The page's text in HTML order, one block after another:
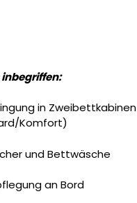
inbegriffen:
in Zweibettkabinen
Komfort)
und Bettwäsche
an Bord